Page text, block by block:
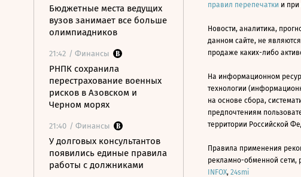
Бюджетные места ведущих
вузов занимает все больше
олимпиадников
21:42 / Финансы
РНПК сохранила
перестрахование военных
рисков в Азовском и
Черном морях
21:40 / Финансы
У долговых консультантов
появились единые правила
работы с должниками
правил перепечатки и
Новости, аналитика,
данном сайте, не
продаже каких-либо
На информационном
технологии
на основе сбора,
предпочтениям
территории Российской
Правила применения
рекламно-обменной сети,
INFOX, 24smi